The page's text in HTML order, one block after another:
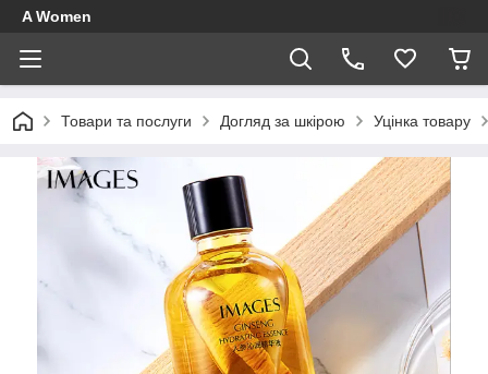
A Women
Товари та послуги Догляд за шкірою Уцінка товару